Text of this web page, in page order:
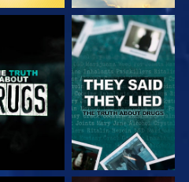
観る 観る